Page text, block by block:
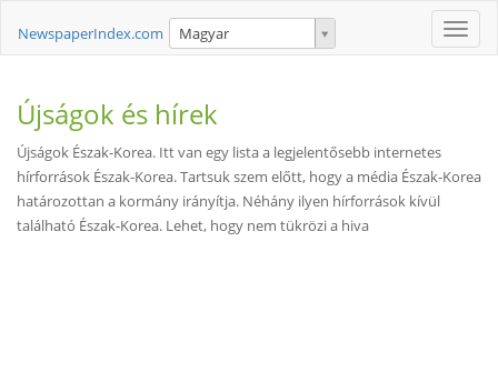
Toggle
NewspaperIndex.com Magyar
Újságok és hírek
Újságok Észak-Korea. Itt van egy lista a legjelentősebb internetes
hírforrások Észak-Korea. Tartsuk szem előtt, hogy a média Észak-Korea
határozottan a kormány irányítja. Néhány ilyen hírforrások kívül
található Észak-Korea. Lehet, hogy nem tükrözi a hiva